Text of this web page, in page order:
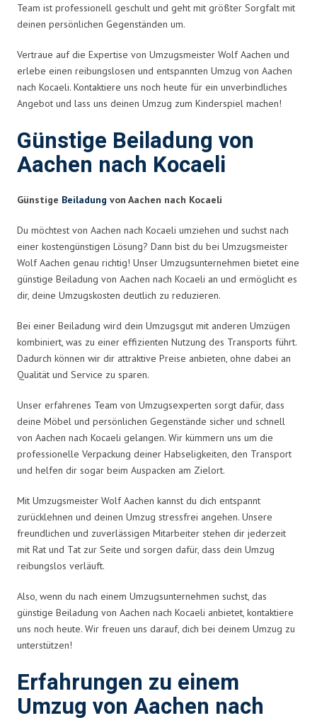
Team ist professionell geschult und geht mit größter Sorgfalt mit
deinen persönlichen Gegenständen um.
Vertraue auf die Expertise von Umzugsmeister Wolf Aachen und
erlebe einen reibungslosen und entspannten Umzug von Aachen
nach Kocaeli. Kontaktiere uns noch heute für ein unverbindliches
Angebot und lass uns deinen Umzug zum Kinderspiel machen!
Günstige Beiladung von
Aachen nach Kocaeli
Günstige Beiladung von Aachen nach Kocaeli
Du möchtest von Aachen nach Kocaeli umziehen und suchst nach
einer kostengünstigen Lösung? Dann bist du bei Umzugsmeister
Wolf Aachen genau richtig! Unser Umzugsunternehmen bietet eine
günstige Beiladung von Aachen nach Kocaeli an und ermöglicht es
dir, deine Umzugskosten deutlich zu reduzieren.
Bei einer Beiladung wird dein Umzugsgut mit anderen Umzügen
kombiniert, was zu einer effizienten Nutzung des Transports führt.
Dadurch können wir dir attraktive Preise anbieten, ohne dabei an
Qualität und Service zu sparen.
Unser erfahrenes Team von Umzugsexperten sorgt dafür, dass
deine Möbel und persönlichen Gegenstände sicher und schnell
von Aachen nach Kocaeli gelangen. Wir kümmern uns um die
professionelle Verpackung deiner Habseligkeiten, den Transport
und helfen dir sogar beim Auspacken am Zielort.
Mit Umzugsmeister Wolf Aachen kannst du dich entspannt
zurücklehnen und deinen Umzug stressfrei angehen. Unsere
freundlichen und zuverlässigen Mitarbeiter stehen dir jederzeit
mit Rat und Tat zur Seite und sorgen dafür, dass dein Umzug
reibungslos verläuft.
Also, wenn du nach einem Umzugsunternehmen suchst, das
günstige Beiladung von Aachen nach Kocaeli anbietet, kontaktiere
uns noch heute. Wir freuen uns darauf, dich bei deinem Umzug zu
unterstützen!
Erfahrungen zu einem
Umzug von Aachen nach